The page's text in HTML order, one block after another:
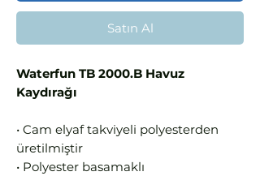
Satın Al
Waterfun TB 2000.B Havuz
Kaydırağı
• Cam elyaf takviyeli polyesterden
üretilmiştir
• Polyester basamaklı